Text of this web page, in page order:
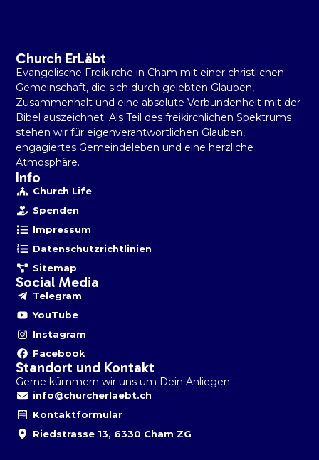
Church ErLäbt
Evangelische Freikirche in Cham mit einer christlichen
Gemeinschaft, die sich durch gelebten Glauben,
Zusammenhalt und eine absolute Verbundenheit mit der
Bibel auszeichnet. Als Teil des freikirchlichen Spektrums
stehen wir für eigenverantwortlichen Glauben,
engagiertes Gemeindeleben und eine herzliche
Atmosphäre.
Info
Church Life
Spenden
Impressum
Datenschutzrichtlinien
Sitemap
Social Media
Telegram
YouTube
Instagram
Facebook
Standort und Kontakt
Gerne kümmern wir uns um Dein Anliegen:
info@churcherlaebt.ch
Kontaktformular
Riedstrasse 13, 6330 Cham ZG